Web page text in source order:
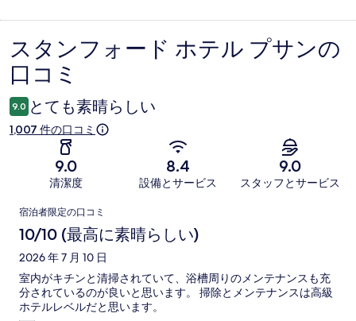
口
コ
ミ
スタンフォード ホテル プサンの
口コミ
9.0 とても素晴らしい
1,007 件の口コミ
9.0
清潔度
8.4
設備とサービス
9.0
スタッフとサービス
口
コ
ミ
宿泊者限定の口コミ
10/10 (最高に素晴らしい)
2026 年 7 月 10 日
室内がキチンと清掃されていて、浴槽周りのメンテナンスも充
分されているのが良いと思います。 掃除とメンテナンスは高級
ホテルレベルだと思います。